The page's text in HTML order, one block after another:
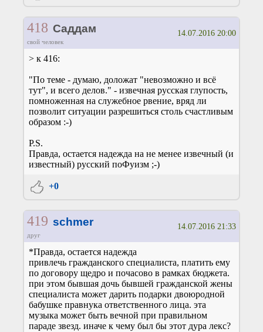
418 Саддам
свой человек
14.07.2016 20:00
> к 416:
"По теме - думаю, доложат "невозможно и всё
тут", и всего делов." - извечная русская глупость,
помноженная на служебное рвение, вряд ли
позволит ситуации разрешиться столь счастливым
образом :-)
P.S.
Правда, остается надежда на не менее извечный (и
известный) русский поФуизм ;-)
+0
419 schmer
друг
14.07.2016 21:33
*Правда, остается надежда
привлечь гражданского специалиста, платить ему
по договору щедро и почасово в рамках бюджета.
при этом бывшая дочь бывшей гражданской жены
специалиста может дарить подарки двоюродной
бабушке правнука ответственного лица. эта
музыка может быть вечной при правильном
параде звезд. иначе к чему был бы этот дура лекс?